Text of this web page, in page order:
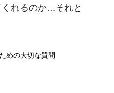
れるのか…それと
めの大切な質問